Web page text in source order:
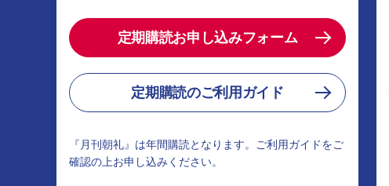
定期購読お申し込みフォーム
定期購読のご利用ガイド
『月刊朝礼』は年間購読となります。ご利用ガイドをご
確認の上お申し込みください。